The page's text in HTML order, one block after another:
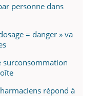
personne dans
= danger » va
surconsommation
répond à